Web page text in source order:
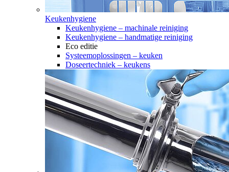
Keukenhygiene
Keukenhygiene – machinale reiniging
Keukenhygiene – handmatige reiniging
Eco editie
Systeemoplossingen – keuken
Doseertechniek – keukens